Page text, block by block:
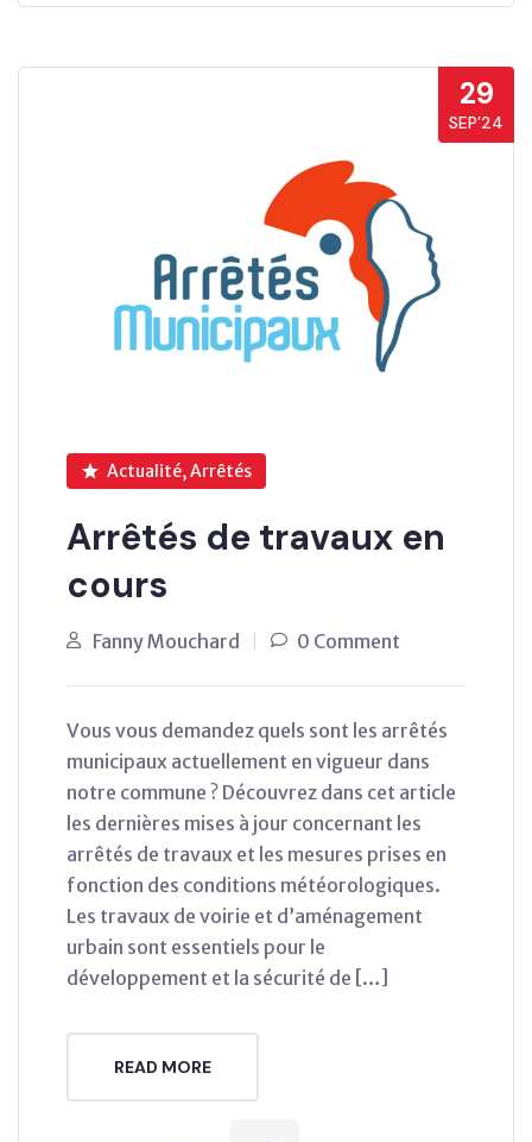
29
SEP’24
Actualité, Arrêtés
Arrêtés de travaux en
cours
Fanny Mouchard 0 Comment
Vous vous demandez quels sont les arrêtés
municipaux actuellement en vigueur dans
notre commune ? Découvrez dans cet article
les dernières mises à jour concernant les
arrêtés de travaux et les mesures prises en
fonction des conditions météorologiques.
Les travaux de voirie et d’aménagement
urbain sont essentiels pour le
développement et la sécurité de […]
READ MORE